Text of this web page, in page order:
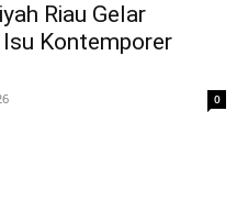
Riau Gelar
Kontemporer
0